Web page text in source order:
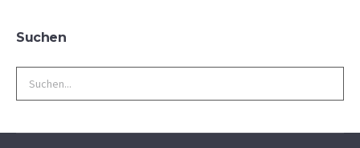
Suchen
Search
for: